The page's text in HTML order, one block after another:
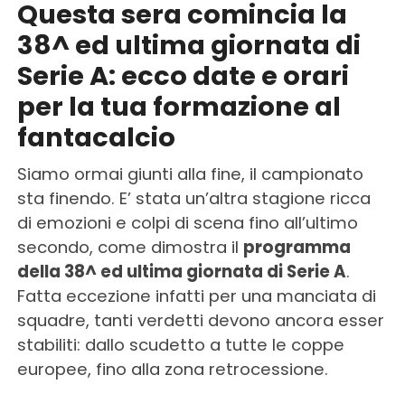
Questa sera comincia la
38^ ed ultima giornata di
Serie A: ecco date e orari
per la tua formazione al
fantacalcio
Siamo ormai giunti alla fine, il campionato
sta finendo. E’ stata un’altra stagione ricca
di emozioni e colpi di scena fino all’ultimo
secondo, come dimostra il programma
della 38^ ed ultima giornata di Serie A.
Fatta eccezione infatti per una manciata di
squadre, tanti verdetti devono ancora esser
stabiliti: dallo scudetto a tutte le coppe
europee, fino alla zona retrocessione.